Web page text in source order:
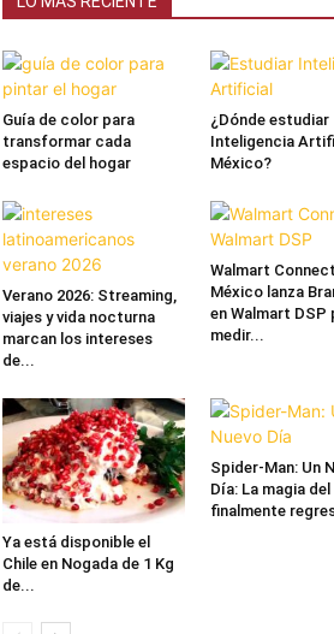
Guía de color para
transformar cada
espacio del hogar
¿Dónde estudiar
Inteligencia
México?
Verano 2026: Streaming,
viajes y vida nocturna
marcan los intereses
de...
Walmart Connect
México lanza
en Walmart DSP
medir...
Ya está disponible el
Chile en Nogada de 1 Kg
de...
Spider-Man: Un
Día: La magia
finalmente